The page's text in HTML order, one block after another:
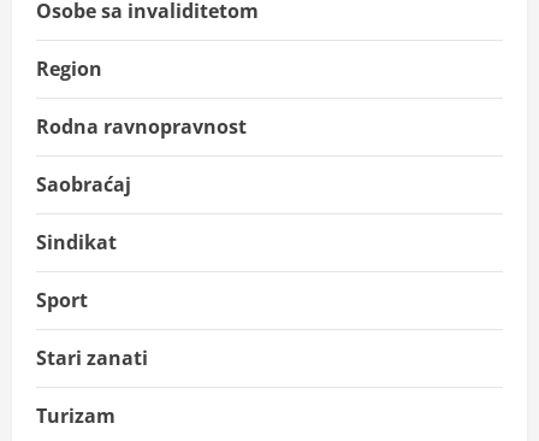
Osobe sa invaliditetom
Region
Rodna ravnopravnost
Saobraćaj
Sindikat
Sport
Stari zanati
Turizam